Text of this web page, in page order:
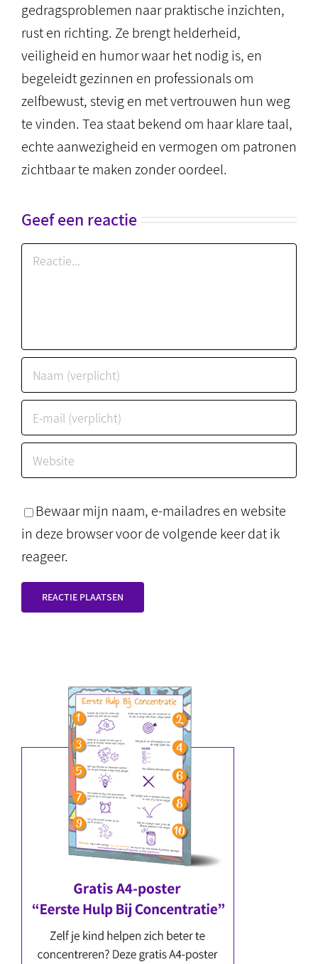
gedragsproblemen naar praktische inzichten,
rust en richting. Ze brengt helderheid,
veiligheid en humor waar het nodig is, en
begeleidt gezinnen en professionals om
zelfbewust, stevig en met vertrouwen hun weg
te vinden. Tea staat bekend om haar klare taal,
echte aanwezigheid en vermogen om patronen
zichtbaar te maken zonder oordeel.
Geef een reactie
Reactie
Bewaar mijn naam, e-mailadres en website
in deze browser voor de volgende keer dat ik
reageer.